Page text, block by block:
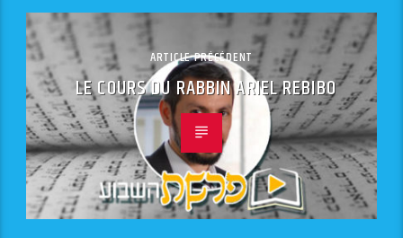
ARTICLE PRÉCÉDENT
LE COURS DU RABBIN ARIEL REBIBO